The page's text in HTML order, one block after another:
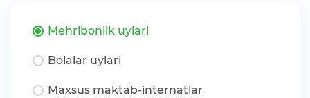
Mehribonlik uylari
Bolalar uylari
Maxsus maktab-internatlar